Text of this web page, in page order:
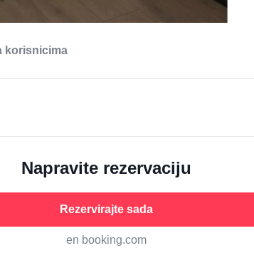
korisnicima
Napravite rezervaciju
Rezervirajte sada
en booking.com